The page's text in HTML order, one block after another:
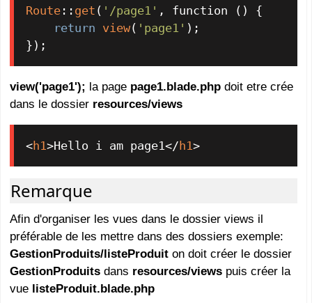
Route :: get ( '/page1' , function () {
return view( 'page1' );
});
view('page1'); la page page1.blade.php doit etre crée
dans le dossier resources/views
<h1>Hello i am page1</h1>
Remarque
Afin d'organiser les vues dans le dossier views il
préférable de les mettre dans des dossiers exemple:
GestionProduits/listeProduit on doit créer le dossier
GestionProduits dans resources/views puis créer la
vue listeProduit.blade.php